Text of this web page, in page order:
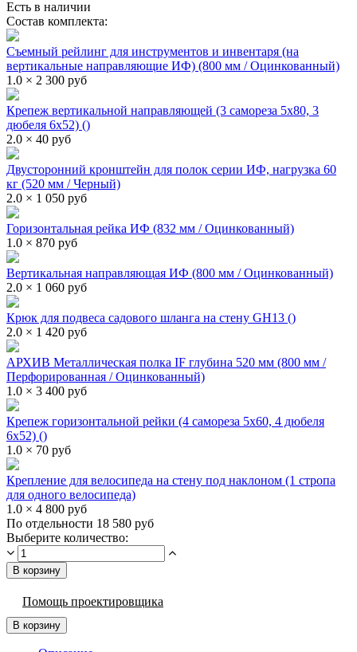
Есть в наличии
Состав комплекта:
Съемный рейлинг для инструментов и инвентаря (на
вертикальные направляющие ИФ) (800 мм / Оцинкованный)
1.0 × 2 300 руб
Крепеж вертикальной направляющей (3 самореза 5х80, 3
дюбеля 6х52) ()
2.0 × 40 руб
Двусторонний кронштейн для полок серии ИФ, нагрузка 60
кг (520 мм / Черный)
2.0 × 1 050 руб
Горизонтальная рейка ИФ (832 мм / Оцинкованный)
1.0 × 870 руб
Вертикальная направляющая ИФ (800 мм / Оцинкованный)
2.0 × 1 060 руб
Крюк для подвеса садового шланга на стену GH13 ()
2.0 × 1 420 руб
АРХИВ Металлическая полка IF глубина 520 мм (800 мм /
Перфорированная / Оцинкованный)
1.0 × 3 400 руб
Крепеж горизонтальной рейки (4 самореза 5х60, 4 дюбеля
6х52) ()
1.0 × 70 руб
Крепление для велосипеда на стену под наклоном (1 стропа
для одного велосипеда)
1.0 × 4 800 руб
По отдельности 18 580 руб
Выберите количество:
В корзину
Помощь проектировщика
В корзину